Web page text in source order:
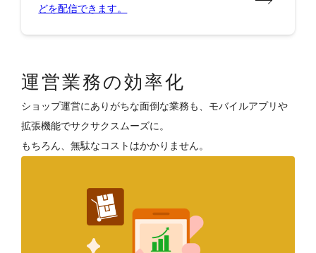
どを配信できます。
運営業務の効率化
ショップ運営にありがちな面倒な業務も、モバイルアプリや
拡張機能でサクサクスムーズに。
もちろん、無駄なコストはかかりません。